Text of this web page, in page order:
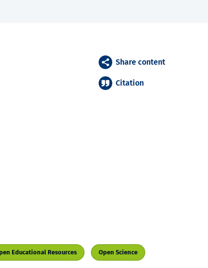
Share content
Citation
Educational Resources Open Science